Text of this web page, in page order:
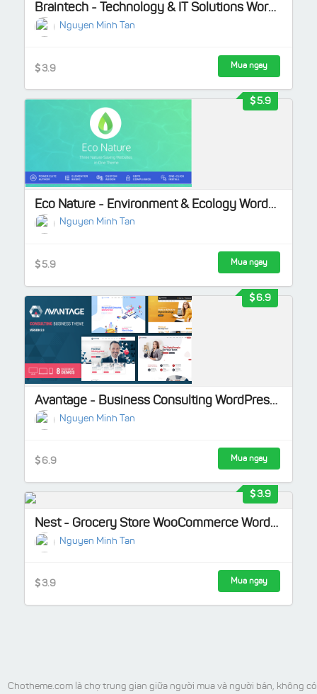
Braintech - Technology & IT Solutions WordPress Theme
Nguyen Minh Tan
3.9 Mua ngay
Eco Nature - Environment & Ecology WordPress Theme
Nguyen Minh Tan
5.9 Mua ngay
5.9
Avantage - Business Consulting WordPress Theme
Nguyen Minh Tan
6.9 Mua ngay
6.9
Nest - Grocery Store WooCommerce WordPress Theme
Nguyen Minh Tan
3.9 Mua ngay
3.9
Chotheme.com là chợ trung gian giữa người mua và người bán, không có